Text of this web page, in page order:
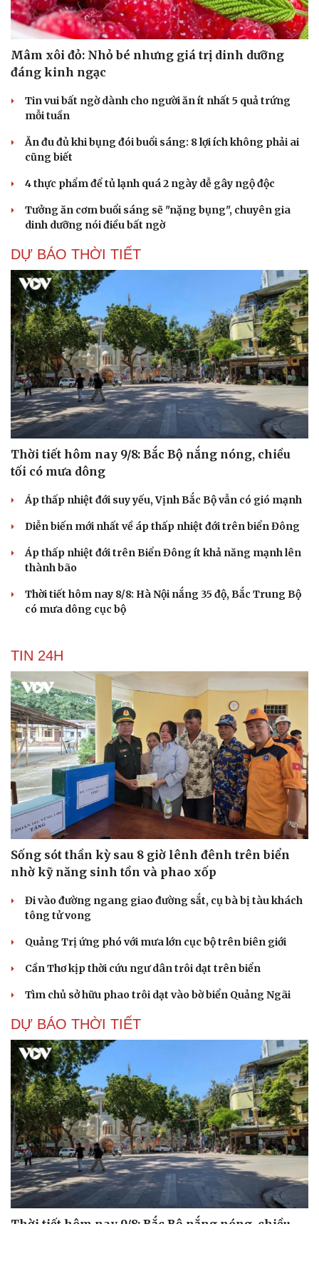
Cải chính
Mâm xôi đỏ: Nhỏ bé nhưng giá trị dinh dưỡng
đáng kinh ngạc
Tin vui bất ngờ dành cho người ăn ít nhất 5 quả trứng
mỗi tuần
Ăn đu đủ khi bụng đói buổi sáng: 8 lợi ích không phải ai
cũng biết
4 thực phẩm để tủ lạnh quá 2 ngày dễ gây ngộ độc
Tưởng ăn cơm buổi sáng sẽ "nặng bụng", chuyên gia
dinh dưỡng nói điều bất ngờ
DỰ BÁO THỜI TIẾT
Thời tiết hôm nay 9/8: Bắc Bộ nắng nóng, chiều
tối có mưa dông
Áp thấp nhiệt đới suy yếu, Vịnh Bắc Bộ vẫn có gió mạnh
Diễn biến mới nhất về áp thấp nhiệt đới trên biển Đông
Áp thấp nhiệt đới trên Biển Đông ít khả năng mạnh lên
thành bão
Thời tiết hôm nay 8/8: Hà Nội nắng 35 độ, Bắc Trung Bộ
có mưa dông cục bộ
TIN 24H
Sống sót thần kỳ sau 8 giờ lênh đênh trên biển
nhờ kỹ năng sinh tồn và phao xốp
Đi vào đường ngang giao đường sắt, cụ bà bị tàu khách
tông tử vong
Quảng Trị ứng phó với mưa lớn cục bộ trên biên giới
Cần Thơ kịp thời cứu ngư dân trôi dạt trên biển
Tìm chủ sở hữu phao trôi dạt vào bờ biển Quảng Ngãi
DỰ BÁO THỜI TIẾT
Thời tiết hôm nay 9/8: Bắc Bộ nắng nóng, chiều